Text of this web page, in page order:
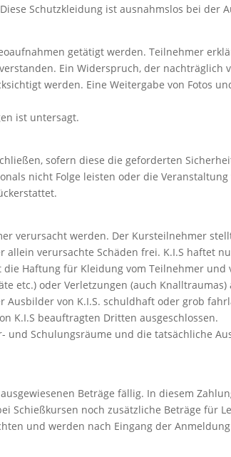
Schutzkleidung ist ausnahmslos bei der
getätigt werden. Teilnehmer
Ein Widerspruch, der nachträglich
werden. Eine Weitergabe von Fotos
ist untersagt.
sofern diese die geforderten
nicht Folge leisten oder die
verursacht werden. Der Kursteilnehmer
verursachte Schäden frei. K.I.S haftet
Haftung für Kleidung vom Teilnehmer und
etc.) oder Verletzungen (auch
von K.I.S. schuldhaft oder grob
K.I.S beauftragten Dritten ausgeschlossen.
Schulungsräume und die tatsächliche
Beträge fällig. In diesem
Schießkursen noch zusätzliche Beträge für
und werden nach Eingang der